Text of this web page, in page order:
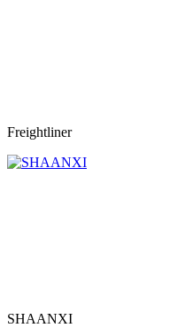
Freightliner
SHAANXI